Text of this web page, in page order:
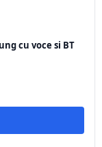
cu voce si BT